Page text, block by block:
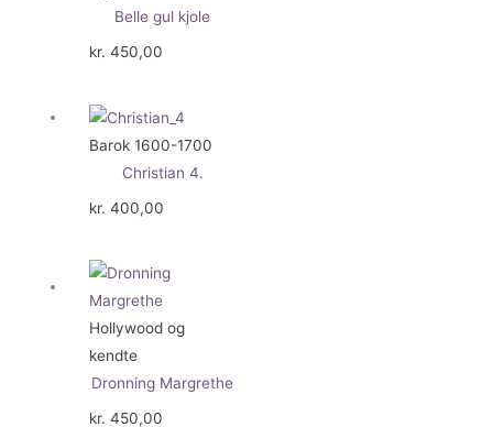
Belle gul kjole
kr. 450,00
Barok 1600-1700
Christian 4.
kr. 400,00
Hollywood og
kendte
Dronning Margrethe
kr. 450,00